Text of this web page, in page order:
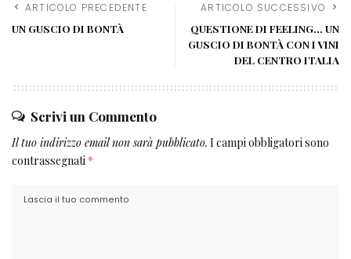
ARTICOLO PRECEDENTE
UN GUSCIO DI BONTÀ
ARTICOLO SUCCESSIVO
QUESTIONE DI FEELING… UN
GUSCIO DI BONTÀ CON I VINI
DEL CENTRO ITALIA
Scrivi un Commento
Il tuo indirizzo email non sarà pubblicato. I campi obbligatori sono
contrassegnati *